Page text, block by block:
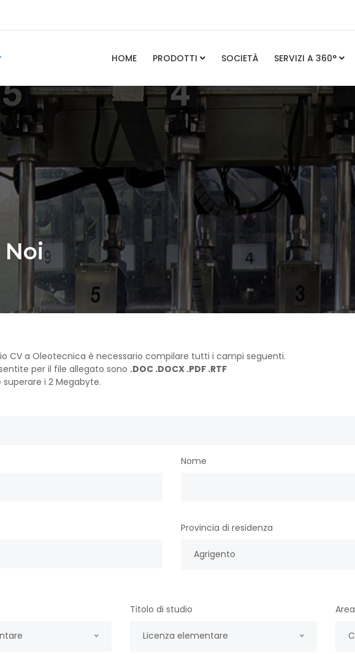
HOME PRODOTTI SOCIETÀ SERVIZI A 360°
Noi
CV a Oleotecnica è necessario compilare tutti i campi seguenti.
per il file allegato sono .DOC .DOCX .PDF .RTF
i 2 Megabyte.
Nome
Provincia di residenza
Agrigento
Titolo di studio
Licenza elementare